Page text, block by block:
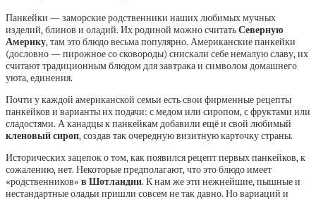
Панкейки — заморские родственники наших любимых мучных
изделий, блинов и оладий. Их родиной можно считатьСеверную
Америку, там это блюдо весьма популярно. Американские панкейки
(дословно — пирожное со сковороды) снискали себе немалую славу, их
считают традиционным блюдом для завтрака и символом домашнего
уюта, единения.
Почти у каждой американской семьи есть свои фирменные рецепты
панкейков и варианты их подачи: с медом или сиропом, с фруктами или
сладостями. А канадцы к панкейкам добавили ещё и свой любимый
кленовый сироп, создав так очередную визитную карточку страны.
Исторических зацепок о том, как появился рецепт первых панкейков, к
сожалению, нет. Некоторые предполагают, что это блюдо имеет
«родственников» в Шотландии. К нам же эти нежнейшие, пышные и
нестандартные оладьи пришли совсем не так давно. Но вариаций и